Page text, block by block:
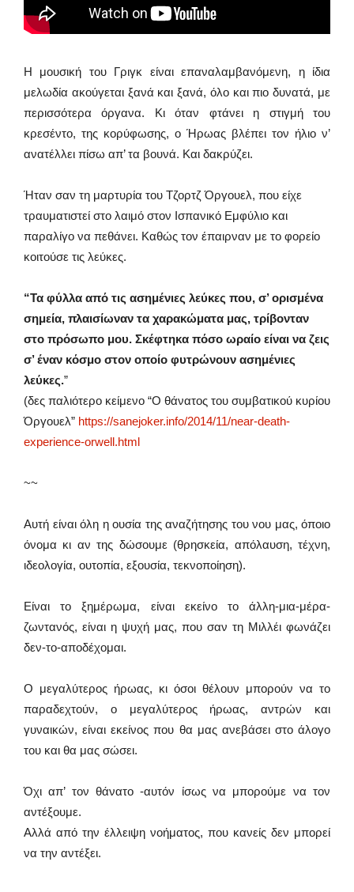
Η μουσική του Γριγκ είναι επαναλαμβανόμενη, η ίδια
μελωδία ακούγεται ξανά και ξανά, όλο και πιο δυνατά, με
περισσότερα όργανα. Κι όταν φτάνει η στιγμή του
κρεσέντο, της κορύφωσης, ο Ήρωας βλέπει τον ήλιο ν’
ανατέλλει πίσω απ’ τα βουνά. Και δακρύζει.
Ήταν σαν τη μαρτυρία του Τζορτζ Όργουελ, που είχε
τραυματιστεί στο λαιμό στον Ισπανικό Εμφύλιο και
παραλίγο να πεθάνει. Καθώς τον έπαιρναν με το φορείο
κοιτούσε τις λεύκες.
“Τα φύλλα από τις ασημένιες λεύκες που, σ’ ορισμένα
σημεία, πλαισίωναν τα χαρακώματα μας, τρίβονταν
στο πρόσωπο μου. Σκέφτηκα πόσο ωραίο είναι να ζεις
σ’ έναν κόσμο στον οποίο φυτρώνουν ασημένιες
λεύκες.”
(δες παλιότερο κείμενο “Ο θάνατος του συμβατικού κυρίου
Όργουελ” https://sanejoker.info/2014/11/near-death-
experience-orwell.html
~~
Αυτή είναι όλη η ουσία της αναζήτησης του νου μας, όποιο
όνομα κι αν της δώσουμε (θρησκεία, απόλαυση, τέχνη,
ιδεολογία, ουτοπία, εξουσία, τεκνοποίηση).
Είναι το ξημέρωμα, είναι εκείνο το άλλη-μια-μέρα-
ζωντανός, είναι η ψυχή μας, που σαν τη Μιλλέι φωνάζει
δεν-το-αποδέχομαι.
Ο μεγαλύτερος ήρωας, κι όσοι θέλουν μπορούν να το
παραδεχτούν, ο μεγαλύτερος ήρωας, αντρών και
γυναικών, είναι εκείνος που θα μας ανεβάσει στο άλογο
του και θα μας σώσει.
Όχι απ’ τον θάνατο -αυτόν ίσως να μπορούμε να τον
αντέξουμε.
Αλλά από την έλλειψη νοήματος, που κανείς δεν μπορεί
να την αντέξει.